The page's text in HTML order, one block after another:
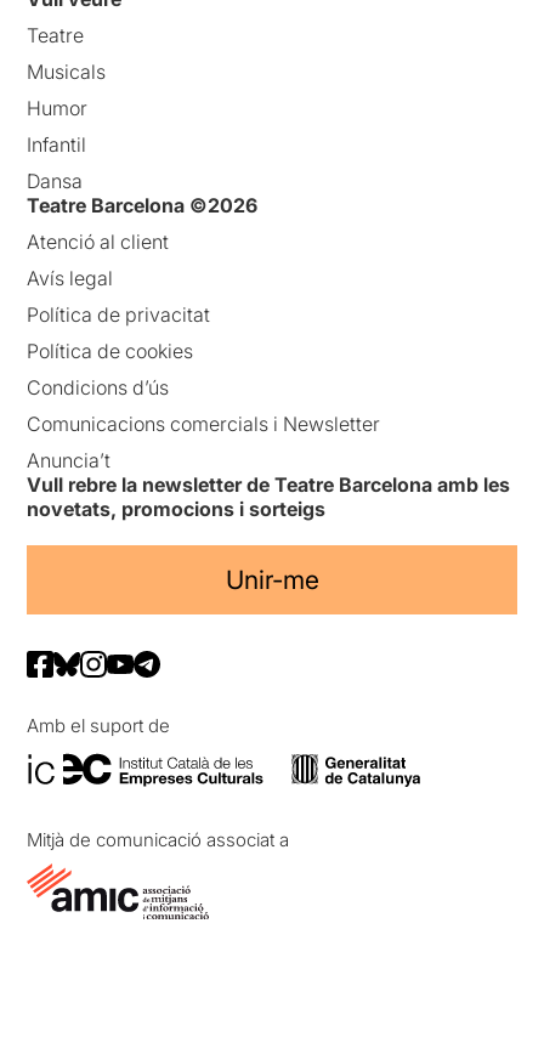
Teatre
Musicals
Humor
Infantil
Dansa
Teatre Barcelona ©2026
Atenció al client
Avís legal
Política de privacitat
Política de cookies
Condicions d’ús
Comunicacions comercials i Newsletter
Anuncia’t
Vull rebre la newsletter de Teatre Barcelona amb les
novetats, promocions i sorteigs
Unir-me
Amb el suport de
Mitjà de comunicació associat a